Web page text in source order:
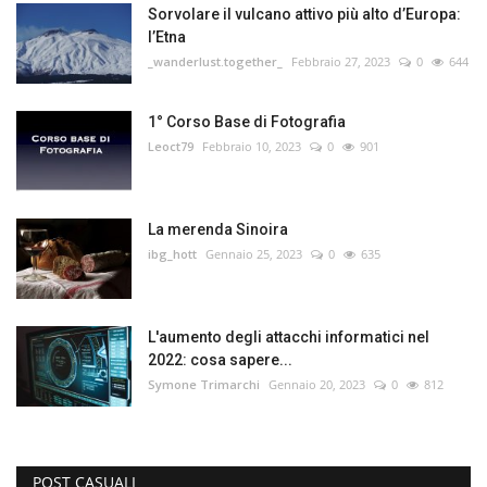
Sorvolare il vulcano attivo più alto d’Europa:
l’Etna
_wanderlust.together_ Febbraio 27, 2023 0 644
1° Corso Base di Fotografia
Leoct79 Febbraio 10, 2023 0 901
La merenda Sinoira
ibg_hott Gennaio 25, 2023 0 635
L'aumento degli attacchi informatici nel
2022: cosa sapere...
Symone Trimarchi Gennaio 20, 2023 0 812
POST CASUALI